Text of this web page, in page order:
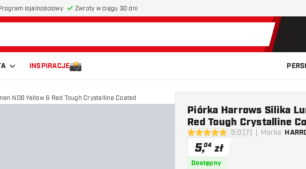
lojalnościowy Zwroty w ciągu 30 dni
INSPIRACJE
NO6 Yellow & Red Tough Crystalline Coated
5 gwiazdki oceny5.0 (7) Marka:
Piórka Harrows Silika
Red Tough Crystalline
5,04 zł
Dostępny